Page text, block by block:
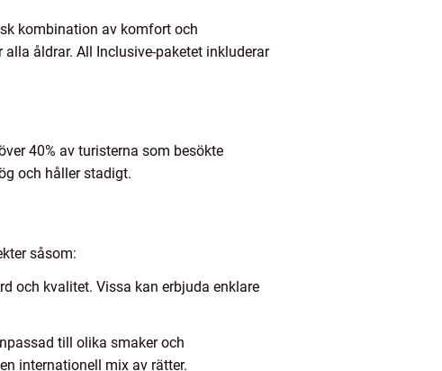
kombination av komfort och
åldrar. All Inclusive-paketet inkluderar
40% av turisterna som besökte
och håller stadigt.
såsom:
och kvalitet. Vissa kan erbjuda enklare
till olika smaker och
internationell mix av rätter.